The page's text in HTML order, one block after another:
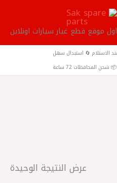
اول موقع قطع غيار سيارات اونلاين
عرض النتيجة الوحيدة